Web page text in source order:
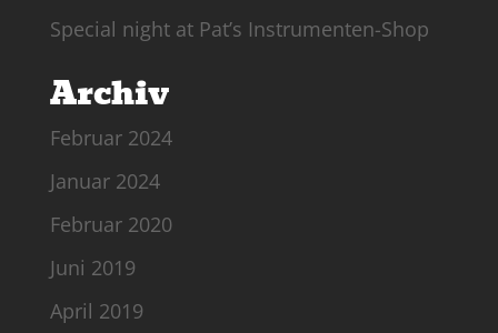
Special night at Pat’s Instrumenten-Shop
Archiv
Februar 2024
Januar 2024
Februar 2020
Juni 2019
April 2019